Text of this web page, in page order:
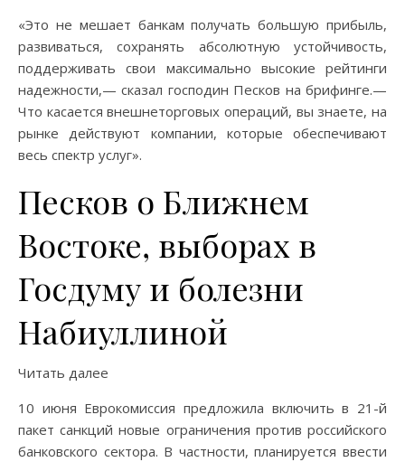
«Это не мешает банкам получать большую прибыль,
развиваться, сохранять абсолютную устойчивость,
поддерживать свои максимально высокие рейтинги
надежности,— сказал господин Песков на брифинге.—
Что касается внешнеторговых операций, вы знаете, на
рынке действуют компании, которые обеспечивают
весь спектр услуг».
Песков о Ближнем
Востоке, выборах в
Госдуму и болезни
Набиуллиной
Читать далее
10 июня Еврокомиссия предложила включить в 21-й
пакет санкций новые ограничения против российского
банковского сектора. В частности, планируется ввести